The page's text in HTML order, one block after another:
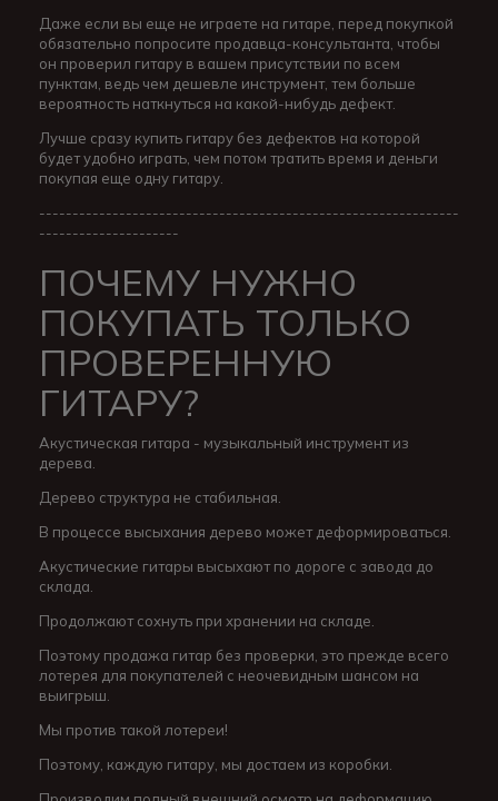
Даже если вы еще не играете на гитаре, перед покупкой
обязательно попросите продавца-консультанта, чтобы
он проверил гитару в вашем присутствии по всем
пунктам, ведь чем дешевле инструмент, тем больше
вероятность наткнуться на какой-нибудь дефект.
Лучше сразу купить гитару без дефектов на которой
будет удобно играть, чем потом тратить время и деньги
покупая еще одну гитару.
---------------------------------------------------------------
---------------------
ПОЧЕМУ НУЖНО
ПОКУПАТЬ ТОЛЬКО
ПРОВЕРЕННУЮ
ГИТАРУ?
Акустическая гитара - музыкальный инструмент из
дерева.
Дерево структура не стабильная.
В процессе высыхания дерево может деформироваться.
Акустические гитары высыхают по дороге с завода до
склада.
Продолжают сохнуть при хранении на складе.
Поэтому продажа гитар без проверки, это прежде всего
лотерея для покупателей с неочевидным шансом на
выигрыш.
Мы против такой лотереи!
Поэтому, каждую гитару, мы достаем из коробки.